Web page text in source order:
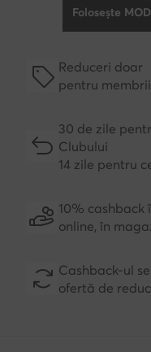
Folosește
Reduceri doar
pentru
30 de zile
Clubului
14 zile pentru
10% cashback
online, în
Cashback-ul
ofertă de